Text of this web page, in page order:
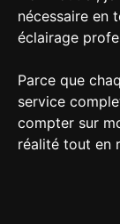
nécessaire en
éclairage
Parce que
service
compter sur
réalité tout en